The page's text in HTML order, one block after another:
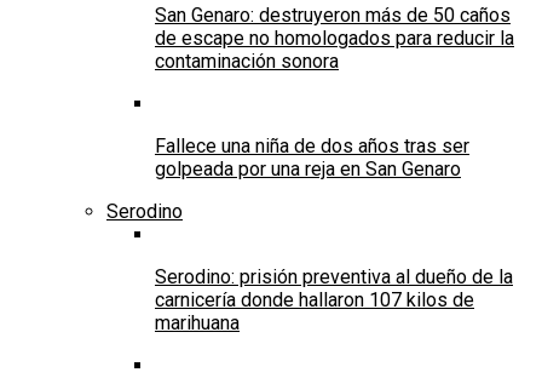
San Genaro: destruyeron más de 50 caños
de escape no homologados para reducir la
contaminación sonora
Fallece una niña de dos años tras ser
golpeada por una reja en San Genaro
Serodino
Serodino: prisión preventiva al dueño de la
carnicería donde hallaron 107 kilos de
marihuana